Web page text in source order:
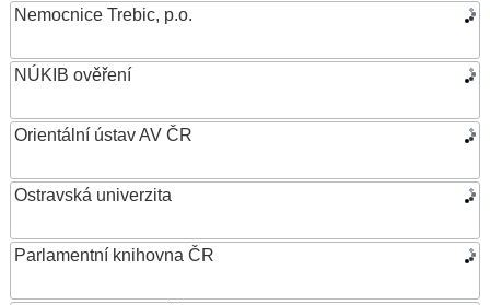
Nemocnice Trebic, p.o.
NÚKIB ověření
Orientální ústav AV ČR
Ostravská univerzita
Parlamentní knihovna ČR